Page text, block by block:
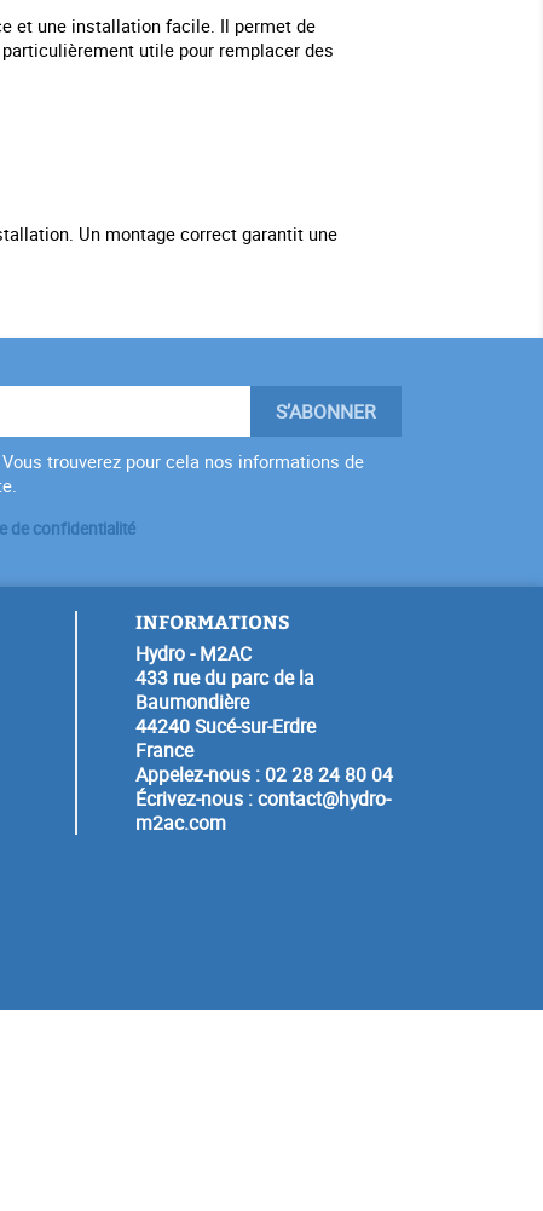
et une installation facile. Il permet de
utile pour remplacer des
Un montage correct garantit une
trouverez pour cela nos informations de
de confidentialité
INFORMATIONS
Hydro - M2AC
433 rue du parc de la
Baumondière
44240 Sucé-sur-Erdre
France
Appelez-nous : 02 28 24 80 04
Écrivez-nous :contact@hydro-
m2ac.com